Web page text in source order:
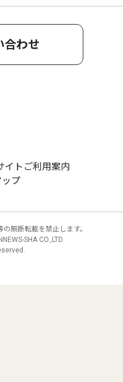
合わせ
イトご利用案内
プ
無断転載を禁止します。
SHA CO.,LTD.